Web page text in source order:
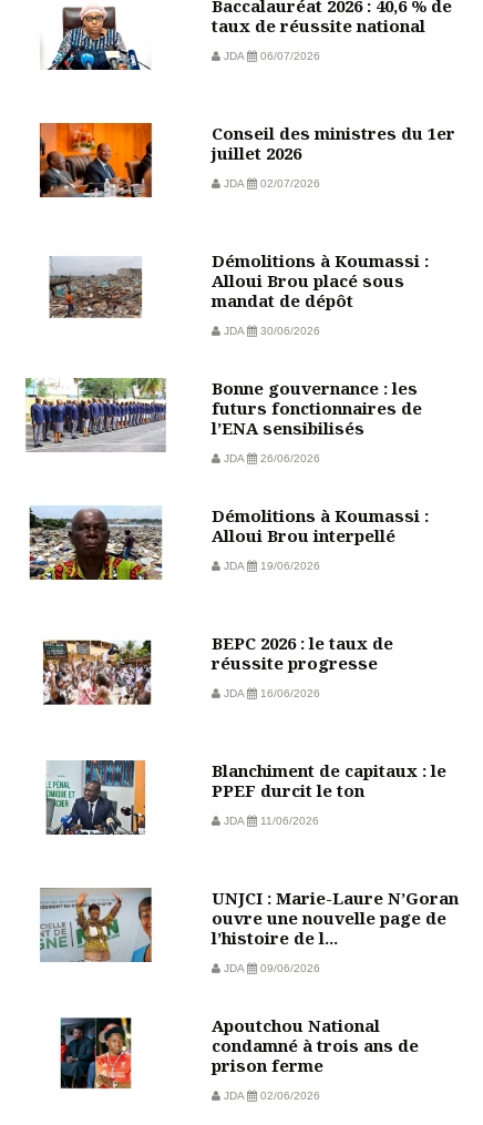
Baccalauréat 2026 : 40,6 % de
taux de réussite national
JDA 06/07/2026
Conseil des ministres du 1er
juillet 2026
JDA 02/07/2026
Démolitions à Koumassi :
Alloui Brou placé sous
mandat de dépôt
JDA 30/06/2026
Bonne gouvernance : les
futurs fonctionnaires de
l’ENA sensibilisés
JDA 26/06/2026
Démolitions à Koumassi :
Alloui Brou interpellé
JDA 19/06/2026
BEPC 2026 : le taux de
réussite progresse
JDA 16/06/2026
Blanchiment de capitaux : le
PPEF durcit le ton
JDA 11/06/2026
UNJCI : Marie-Laure N’Goran
ouvre une nouvelle page de
l’histoire de l...
JDA 09/06/2026
Apoutchou National
condamné à trois ans de
prison ferme
JDA 02/06/2026